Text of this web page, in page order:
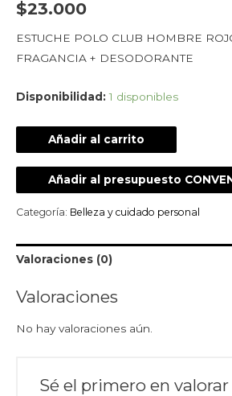
$23.000
ESTUCHE POLO CLUB HOMBRE
FRAGANCIA + DESODORANTE
Disponibilidad: 1 disponibles
Añadir al carrito
Añadir al presupuesto
Categoría: Belleza y cuidado personal
Valoraciones (0)
Valoraciones
No hay valoraciones aún.
Sé el primero en valorar